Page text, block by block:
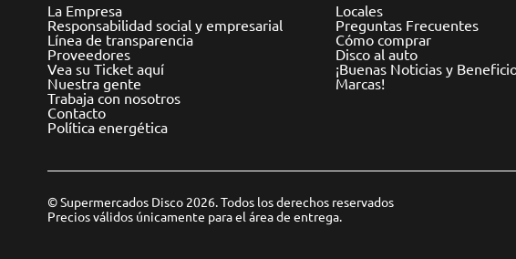
La Empresa
Responsabilidad social y empresarial
Línea de transparencia
Proveedores
Vea su Ticket aquí
Nuestra gente
Trabaja con nosotros
Contacto
Política energética
Locales
Preguntas Frecuentes
Cómo comprar
Disco al auto
¡Buenas Noticias y
Marcas!
© Supermercados Disco 2026. Todos los derechos reservados
Precios válidos únicamente para el área de entrega.